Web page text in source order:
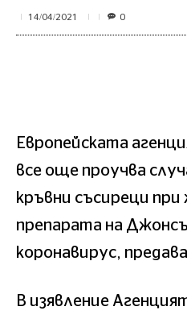
14/04/2021 0
Европейската
все още проучва
кръвни съсиреци при
препарата на
коронавирус,
В изявление